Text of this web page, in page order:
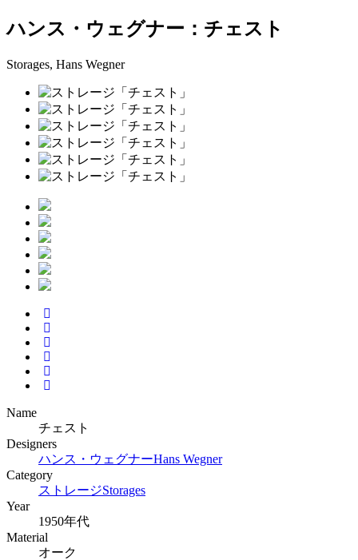
ハンス・ウェグナー：チェスト
Storages, Hans Wegner
Name
チェスト
Designers
ハンス・ウェグナーHans Wegner
Category
ストレージStorages
Year
1950年代
Material
オーク